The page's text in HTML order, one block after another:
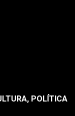
POLÍTICA